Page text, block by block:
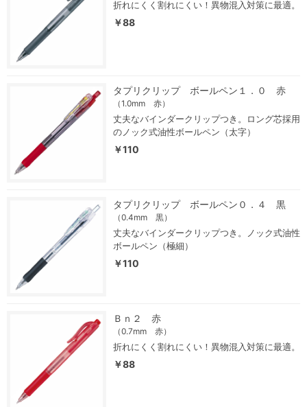
折れにくく割れにくい！異物混入対策に最適。
￥88
タプリクリップ ボールペン１．０ 赤
（1.0mm 赤）
丈夫なバインダークリップつき。ロング芯採用
のノック式油性ボールペン（太字）
￥110
タプリクリップ ボールペン０．４ 黒
（0.4mm 黒）
丈夫なバインダークリップつき。ノック式油性
ボールペン（極細）
￥110
Ｂｎ２ 赤
（0.7mm 赤）
折れにくく割れにくい！異物混入対策に最適。
￥88